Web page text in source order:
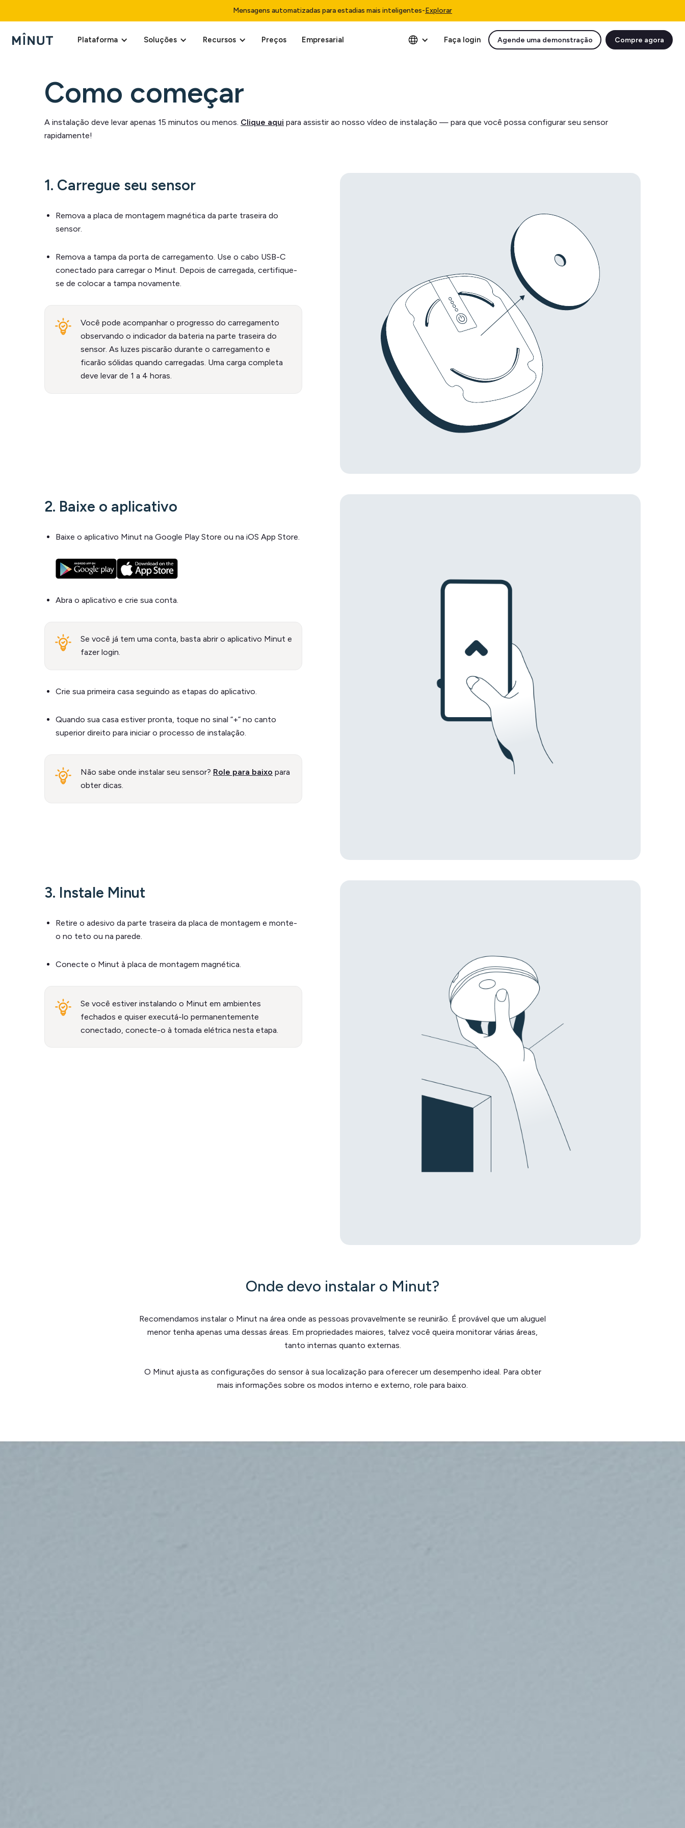
Mensagens automatizadas para estadias mais inteligentes-Explorar
Plataforma Soluções Recursos Preços Empresarial Faça login Agende uma demonstração Compre agora
Como começar
A instalação deve levar apenas 15 minutos ou menos. Clique aqui para assistir ao nosso vídeo de instalação — para que você possa configurar seu sensor
rapidamente!
1. Carregue seu sensor
Remova a placa de montagem magnética da parte traseira do
sensor.
Remova a tampa da porta de carregamento. Use o cabo USB-C
conectado para carregar o Minut. Depois de carregada, certifique-
se de colocar a tampa novamente.
Você pode acompanhar o progresso do carregamento
observando o indicador da bateria na parte traseira do
sensor. As luzes piscarão durante o carregamento e
ficarão sólidas quando carregadas. Uma carga completa
deve levar de 1 a 4 horas.
2. Baixe o aplicativo
Baixe o aplicativo Minut na Google Play Store ou na iOS App Store.
Abra o aplicativo e crie sua conta.
Se você já tem uma conta, basta abrir o aplicativo Minut e
fazer login.
Crie sua primeira casa seguindo as etapas do aplicativo.
Quando sua casa estiver pronta, toque no sinal “+” no canto
superior direito para iniciar o processo de instalação.
Não sabe onde instalar seu sensor? Role para baixo para
obter dicas.
3. Instale Minut
Retire o adesivo da parte traseira da placa de montagem e monte-
o no teto ou na parede.
Conecte o Minut à placa de montagem magnética.
Se você estiver instalando o Minut em ambientes
fechados e quiser executá-lo permanentemente
conectado, conecte-o à tomada elétrica nesta etapa.
Onde devo instalar o Minut?
Recomendamos instalar o Minut na área onde as pessoas provavelmente se reunirão. É provável que um aluguel
menor tenha apenas uma dessas áreas. Em propriedades maiores, talvez você queira monitorar várias áreas,
tanto internas quanto externas.
O Minut ajusta as configurações do sensor à sua localização para oferecer um desempenho ideal. Para obter
mais informações sobre os modos interno e externo, role para baixo.